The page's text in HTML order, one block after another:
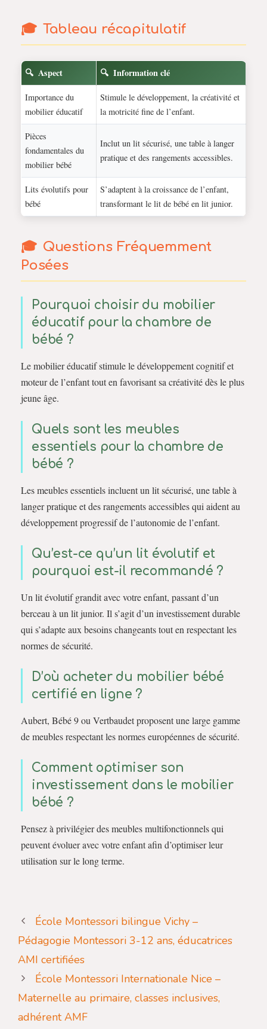
Tableau récapitulatif
Aspect Information clé
Importance du
mobilier éducatif
Stimule le développement, la créativité et
la motricité fine de l’enfant.
Pièces
fondamentales du
mobilier bébé
Inclut un lit sécurisé, une table à langer
pratique et des rangements accessibles.
Lits évolutifs pour
bébé
S’adaptent à la croissance de l’enfant,
transformant le lit de bébé en lit junior.
Questions Fréquemment
Posées
Pourquoi choisir du mobilier
éducatif pour la chambre de
bébé ?
Le mobilier éducatif stimule le développement cognitif et
moteur de l’enfant tout en favorisant sa créativité dès le plus
jeune âge.
Quels sont les meubles
essentiels pour la chambre de
bébé ?
Les meubles essentiels incluent un lit sécurisé, une table à
langer pratique et des rangements accessibles qui aident au
développement progressif de l’autonomie de l’enfant.
Qu’est-ce qu’un lit évolutif et
pourquoi est-il recommandé ?
Un lit évolutif grandit avec votre enfant, passant d’un
berceau à un lit junior. Il s’agit d’un investissement durable
qui s’adapte aux besoins changeants tout en respectant les
normes de sécurité.
D’où acheter du mobilier bébé
certifié en ligne ?
Aubert, Bébé 9 ou Vertbaudet proposent une large gamme
de meubles respectant les normes européennes de sécurité.
Comment optimiser son
investissement dans le mobilier
bébé ?
Pensez à privilégier des meubles multifonctionnels qui
peuvent évoluer avec votre enfant afin d’optimiser leur
utilisation sur le long terme.
École Montessori bilingue Vichy –
Pédagogie Montessori 3-12 ans, éducatrices
AMI certifiées
École Montessori Internationale Nice –
Maternelle au primaire, classes inclusives,
adhérent AMF